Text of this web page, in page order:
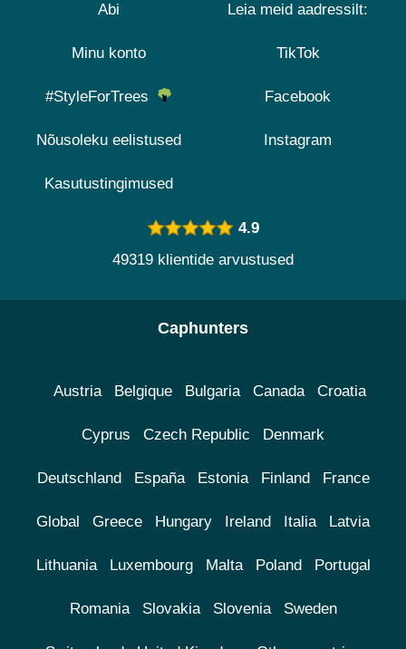
Abi
Minu konto
#StyleForTrees
Nõusoleku eelistused
Kasutustingimused
Leia meid aadressilt:
TikTok
Facebook
Instagram
4.9
49319 klientide arvustused
Caphunters
Austria Belgique Bulgaria Canada Croatia
Cyprus Czech Republic Denmark
Deutschland España Estonia Finland France
Global Greece Hungary Ireland Italia Latvia
Lithuania Luxembourg Malta Poland Portugal
Romania Slovakia Slovenia Sweden